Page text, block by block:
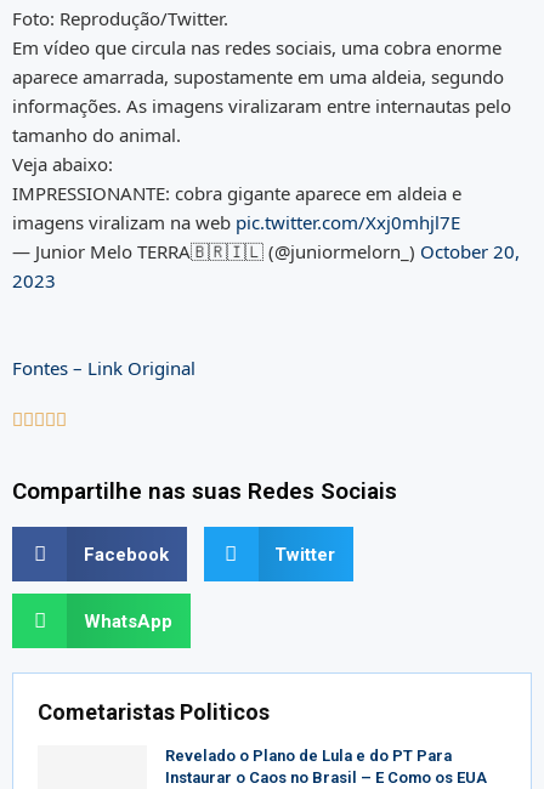
Foto: Reprodução/Twitter.
Em vídeo que circula nas redes sociais, uma cobra enorme
aparece amarrada, supostamente em uma aldeia, segundo
informações. As imagens viralizaram entre internautas pelo
tamanho do animal.
Veja abaixo:
IMPRESSIONANTE: cobra gigante aparece em aldeia e
imagens viralizam na web pic.twitter.com/Xxj0mhjl7E
— Junior Melo TERRA🇧🇷🇮🇱 (@juniormelorn_) October 20,
2023
Fontes – Link Original
    
Compartilhe nas suas Redes Sociais
Facebook Twitter
WhatsApp
Cometaristas Politicos
Revelado o Plano de Lula e do PT Para
Instaurar o Caos no Brasil – E Como os EUA